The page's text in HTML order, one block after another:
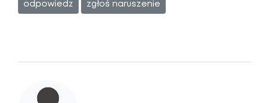
odpowiedz zgłoś naruszenie